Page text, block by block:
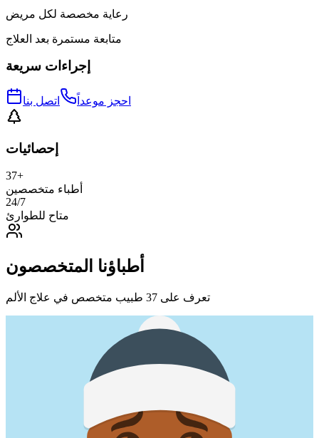
رعاية مخصصة لكل مريض
متابعة مستمرة بعد العلاج
إجراءات سريعة
احجز موعداً اتصل بنا
إحصائيات
37+
أطباء متخصصين
24/7
متاح للطوارئ
أطباؤنا المتخصصون
تعرف على 37 طبيب متخصص في علاج الألم